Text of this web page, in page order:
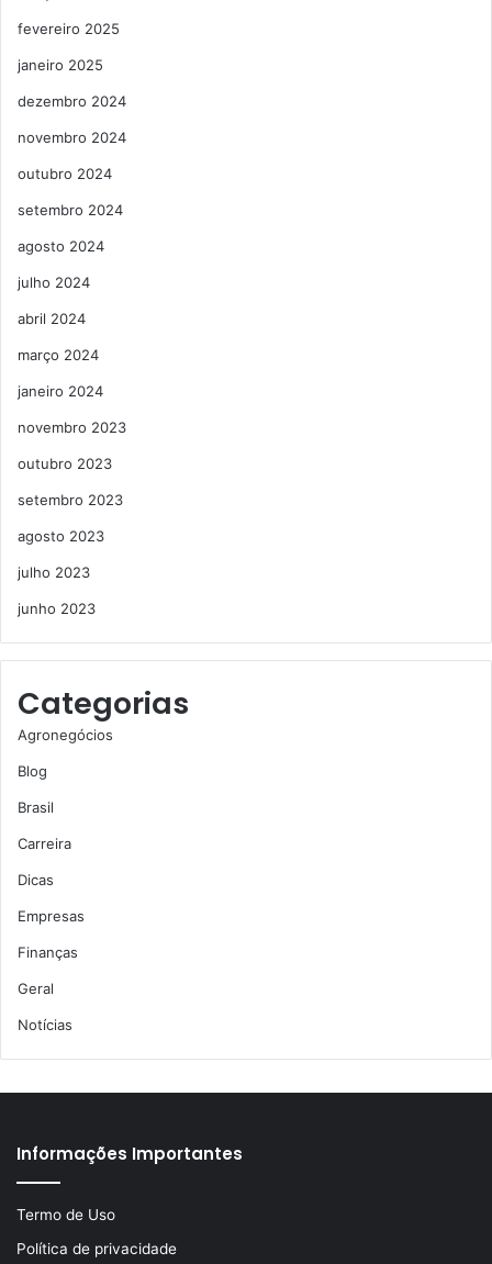
fevereiro 2025
janeiro 2025
dezembro 2024
novembro 2024
outubro 2024
setembro 2024
agosto 2024
julho 2024
abril 2024
março 2024
janeiro 2024
novembro 2023
outubro 2023
setembro 2023
agosto 2023
julho 2023
junho 2023
Categorias
Agronegócios
Blog
Brasil
Carreira
Dicas
Empresas
Finanças
Geral
Notícias
Informações Importantes
Termo de Uso
Política de privacidade